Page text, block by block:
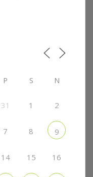
P S N
31 1 2
7 8 9
14 15 16